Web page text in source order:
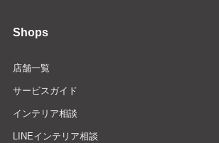
Shops
店舗一覧
サービスガイド
インテリア相談
LINEインテリア相談